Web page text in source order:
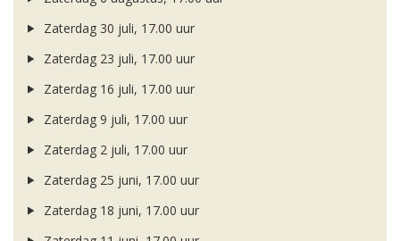
Zaterdag 30 juli, 17.00 uur
Zaterdag 23 juli, 17.00 uur
Zaterdag 16 juli, 17.00 uur
Zaterdag 9 juli, 17.00 uur
Zaterdag 2 juli, 17.00 uur
Zaterdag 25 juni, 17.00 uur
Zaterdag 18 juni, 17.00 uur